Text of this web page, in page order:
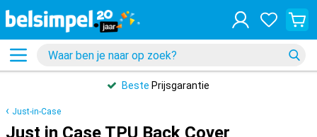
Beste Prijsgarantie
Just-in-Case
Just in Case TPU Back Cover